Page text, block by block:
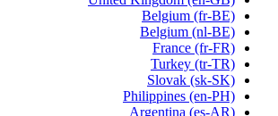
Belgium (fr-BE)
Belgium (nl-BE)
France (fr-FR)
Turkey (tr-TR)
Slovak (sk-SK)
Philippines (en-PH)
Argentina (es-AR)